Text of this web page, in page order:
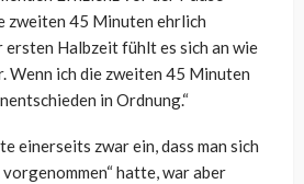
zweiten 45 Minuten ehrlich
ersten Halbzeit fühlt es sich an wie
Wenn ich die zweiten 45 Minuten
in Ordnung.“
einerseits zwar ein, dass man sich
hatte, war aber